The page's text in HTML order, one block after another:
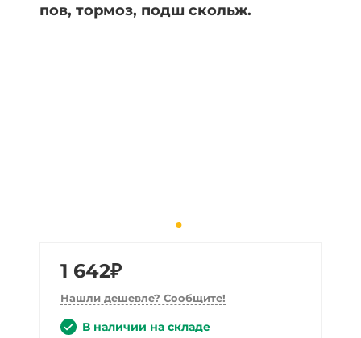
1 642₽
Нашли дешевле? Сообщите!
В наличии на складе